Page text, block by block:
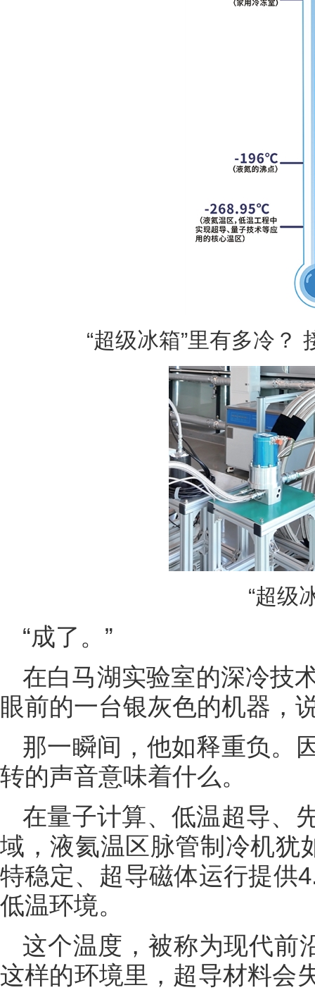
“超级冰箱”里有多冷？
“超级
“成了。”
在白马湖实验室的深冷技
眼前的一台银灰色的机器，
那一瞬间，他如释重负。
转的声音意味着什么。
在量子计算、低温超导、
域，液氦温区脉管制冷机犹
特稳定、超导磁体运行提供
低温环境。
这个温度，被称为现代前
这样的环境里，超导材料会